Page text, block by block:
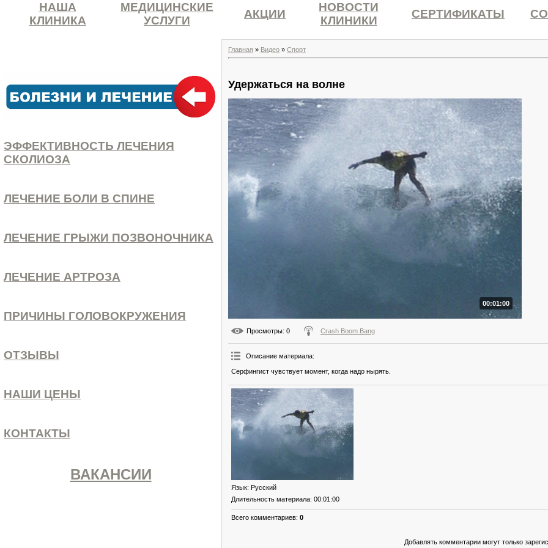
НАША
КЛИНИКА
МЕДИЦИНСКИЕ
УСЛУГИ
АКЦИИ
НОВОСТИ
КЛИНИКИ
СЕРТИФИКАТЫ
ЭФФЕКТИВНОСТЬ ЛЕЧЕНИЯ
СКОЛИОЗА
ЛЕЧЕНИЕ БОЛИ В СПИНЕ
ЛЕЧЕНИЕ ГРЫЖИ ПОЗВОНОЧНИКА
ЛЕЧЕНИЕ АРТРОЗА
ПРИЧИНЫ ГОЛОВОКРУЖЕНИЯ
ОТЗЫВЫ
НАШИ ЦЕНЫ
КОНТАКТЫ
ВАКАНСИИ
Главная » Видео » Спорт
Удержаться на волне
00:01:00
Просмотры: 0 Crash Boom Bang
Описание материала:
Серфингист чувствует момент, когда надо нырять.
Язык: Русский
Длительность материала: 00:01:00
Всего комментариев: 0
Добавлять комментарии могут только